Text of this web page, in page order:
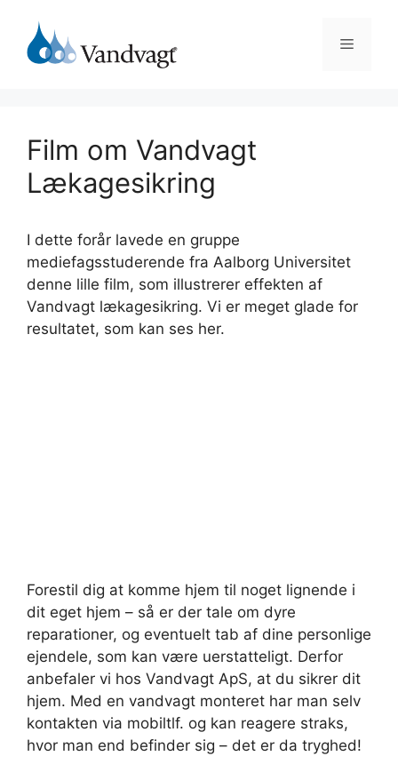
indhold
Menu
Film om Vandvagt
Lækagesikring
I dette forår lavede en gruppe
mediefagsstuderende fra Aalborg Universitet
denne lille film, som illustrerer effekten af
Vandvagt lækagesikring. Vi er meget glade for
resultatet, som kan ses her.
Forestil dig at komme hjem til noget lignende i
dit eget hjem – så er der tale om dyre
reparationer, og eventuelt tab af dine personlige
ejendele, som kan være uerstatteligt. Derfor
anbefaler vi hos Vandvagt ApS, at du sikrer dit
hjem. Med en vandvagt monteret har man selv
kontakten via mobiltlf. og kan reagere straks,
hvor man end befinder sig – det er da tryghed!